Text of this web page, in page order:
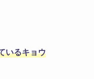
いるキョウ